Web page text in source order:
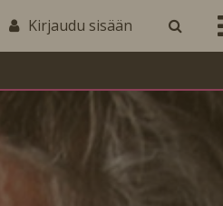
Kirjaudu sisään